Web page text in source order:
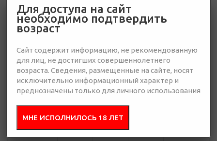
14 480 руб.
Много
Отправить
Добавить в
презентацию
Для доступа на сайт
необходимо подтвердить
возраст
Сайт содержит информацию, не рекомендованную
для лиц, не достигших совершеннолетнего
возраста. Сведения, размещенные на сайте, носят
исключительно информационный характер и
преднозначены только для личного использования
МНЕ ИСПОЛНИЛОСЬ 18 ЛЕТ